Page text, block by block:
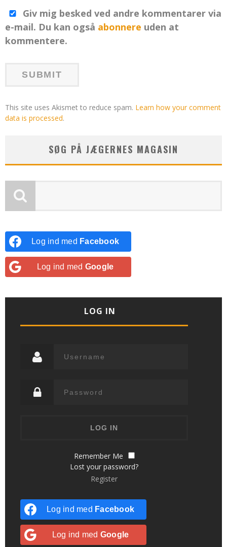
Giv mig besked ved andre kommentarer via
e-mail. Du kan også abonnere uden at
kommentere.
This site uses Akismet to reduce spam. Learn how your comment
data is processed.
SØG PÅ JÆGERNES MAGASIN
Log ind med Facebook
Log ind med Google
LOG IN
Remember Me
Lost your password?
Register
Log ind med Facebook
Log ind med Google